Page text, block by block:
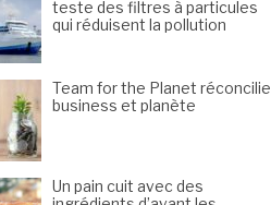
teste des filtres à particules
qui réduisent la pollution
Team for the Planet réconcilie
business et planète
Un pain cuit avec des